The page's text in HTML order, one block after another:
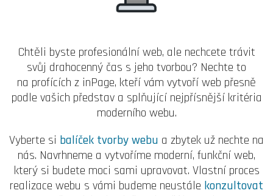
Chtěli byste profesionální web, ale nechcete trávit
svůj drahocenný čas s jeho tvorbou? Nechte to
na profících z inPage, kteří vám vytvoří web přesně
podle vašich představ a splňující nejpřísnější kritéria
moderního webu.
Vyberte si balíček tvorby webu a zbytek už nechte na
nás. Navrhneme a vytvoříme moderní, funkční web,
který si budete moci sami upravovat. Vlastní proces
realizace webu s vámi budeme neustále konzultovat